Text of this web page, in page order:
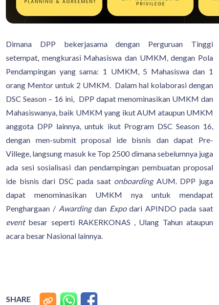
Dimana DPP bekerjasama dengan Perguruan Tinggi
setempat, mengkurasi Mahasiswa dan UMKM, dengan Pola
Pendampingan yang sama: 1 UMKM, 5 Mahasiswa dan 1
orang Mentor untuk 2 UMKM. Dalam hal kolaborasi dengan
DSC Season – 16 ini, DPP dapat menominasikan UMKM dan
Mahasiswanya, baik UMKM yang ikut AUM ataupun UMKM
anggota DPP lainnya, untuk ikut Program DSC Season 16,
dengan men-submit proposal ide bisnis dan dapat Pre-
Villege, langsung masuk ke Top 2500 dimana sebelumnya juga
ada sesi sosialisasi dan pendampingan pembuatan proposal
ide bisnis dari DSC pada saat onboardingAUM. DPP juga
dapat menominasikan UMKM nya untuk mendapat
Penghargaan / Awardingdan Expodari APINDO pada saat
eventbesar seperti RAKERKONAS , Ulang Tahun ataupun
acara besar Nasional lainnya.
SHARE